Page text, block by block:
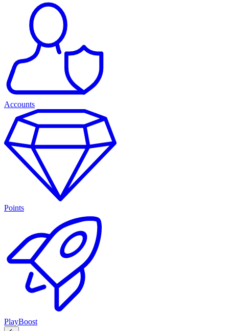
Accounts
Points
PlayBoost